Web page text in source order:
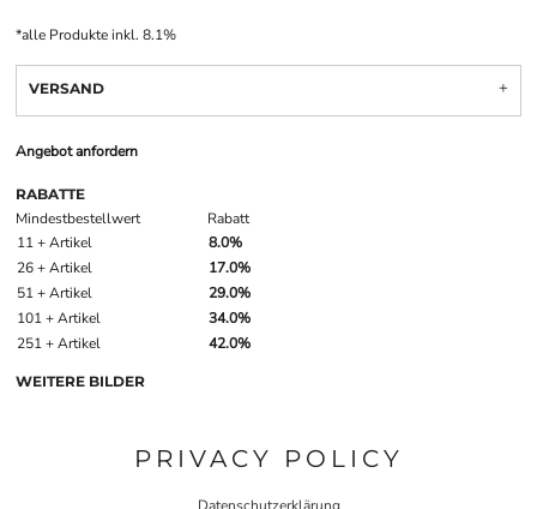
*alle Produkte inkl. 8.1%
VERSAND
Angebot anfordern
RABATTE
Mindestbestellwert
Rabatt
11 + Artikel
8.0%
26 + Artikel
17.0%
51 + Artikel
29.0%
101 + Artikel
34.0%
251 + Artikel
42.0%
WEITERE BILDER
PRIVACY POLICY
Datenschutzerklärung